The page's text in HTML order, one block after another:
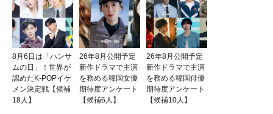
8月6日は「ハンサ
ムの日」！世界が
認めたK-POPイケ
メン決定戦【候補
18人】
26年8月公開予定
新作ドラマで主演
を務める韓国女優
期待度アンケート
【候補6人】
26年8月公開予定
新作ドラマで主演
を務める韓国俳優
期待度アンケート
【候補10人】